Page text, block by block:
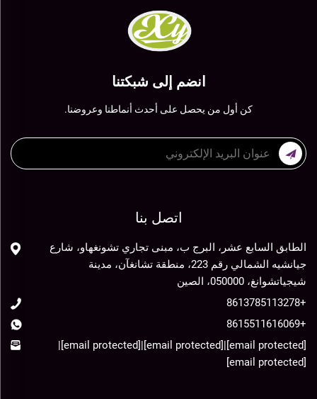
انضم إلى شبكتنا
كن أول من يحصل على أحدث أنماطنا وعروضنا.
اتصل بنا
الطابق السابع عشر، البرج ب، مبنى تجاري تشونغهاو، شارع
جيانشيه الشمالي رقم 223، منطقة تشانغآن، مدينة
شيجياتشوانغ، 050000، الصين
+8613785113278
+8615511616069
[email protected]
[email protected]
[email protected]
[email protected]